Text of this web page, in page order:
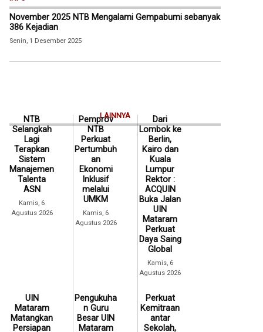
November 2025 NTB Mengalami Gempabumi sebanyak
386 Kejadian
Senin, 1 Desember 2025
LAINNYA
NTB
Selangkah
Lagi
Terapkan
Sistem
Manajemen
Talenta
ASN
Kamis, 6
Agustus 2026
Pemprov
NTB
Perkuat
Pertumbuh
an
Ekonomi
Inklusif
melalui
UMKM
Kamis, 6
Agustus 2026
Dari
Lombok ke
Berlin,
Kairo dan
Kuala
Lumpur
Rektor :
ACQUIN
Buka Jalan
UIN
Mataram
Perkuat
Daya Saing
Global
Kamis, 6
Agustus 2026
UIN
Mataram
Matangkan
Persiapan
Pengukuha
n Guru
Besar UIN
Mataram
Perkuat
Kemitraan
antar
Sekolah,